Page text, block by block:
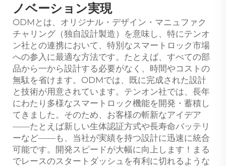
ノベーション実現
ODMとは、オリジナル・デザイン・マニュファク
チャリング（独自設計製造）を意味し、特にテンオ
ン社との連携において、特別なスマートロック市場
への参入に最適な方法です。たとえば、すべての部
品から一から設計する必要がなく、時間やコストの
無駄を省けます。ODMでは、既に完成された設計
と技術が用意されています。テンオン社では、長年
にわたり多様なスマートロック機能を開発・蓄積し
てきました。そのため、お客様の斬新なアイデア
——たとえば新しい生体認証方式や長寿命バッテリ
ーなど——も、当社が実績を持つ設計に迅速に統合
可能です。開発スピードが大幅に向上します！まる
でレースのスタートダッシュを有利に切れるような